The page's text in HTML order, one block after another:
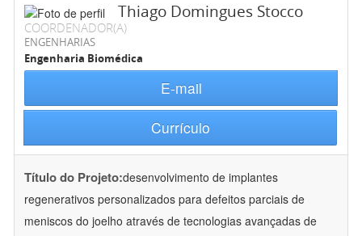
Thiago Domingues Stocco
COORDENADOR(A)
ENGENHARIAS
Engenharia Biomédica
E-mail
Currículo
Título do Projeto:desenvolvimento de implantes
regenerativos personalizados para defeitos parciais de
meniscos do joelho através de tecnologias avançadas de